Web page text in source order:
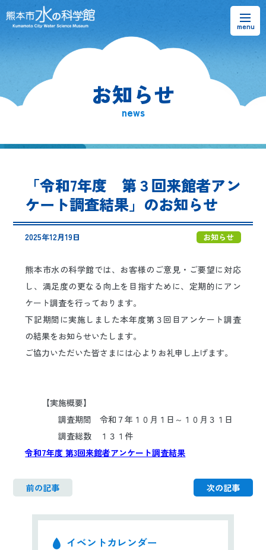
熊本市水の科学館とは
水のラーニングフィールド
お問い合わせ
日本語 ENGLISH 中文 한국어
お知らせ
news
「令和7年度 第３回来館者アン
ケート調査結果」のお知らせ
2025年12月19日 お知らせ
熊本市水の科学館では、お客様のご意見・ご要望に対応
し、満足度の更なる向上を目指すために、定期的にアン
ケート調査を行っております。
下記期間に実施しました本年度第３回目アンケート調査
の結果をお知らせいたします。
ご協力いただいた皆さまには心よりお礼申し上げます。
【実施概要】
調査期間 令和７年１０月１日～１０月３１日
調査総数 １３１件
令和7年度 第3回来館者アンケート調査結果
前の記事 次の記事
イベントカレンダー